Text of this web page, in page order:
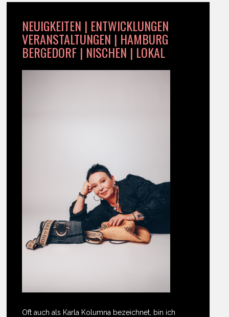
NEUIGKEITEN | ENTWICKLUNGEN
VERANSTALTUNGEN | HAMBURG
BERGEDORF | NISCHEN | LOKAL
Oft auch als Karla Kolumna bezeichnet, bin ich